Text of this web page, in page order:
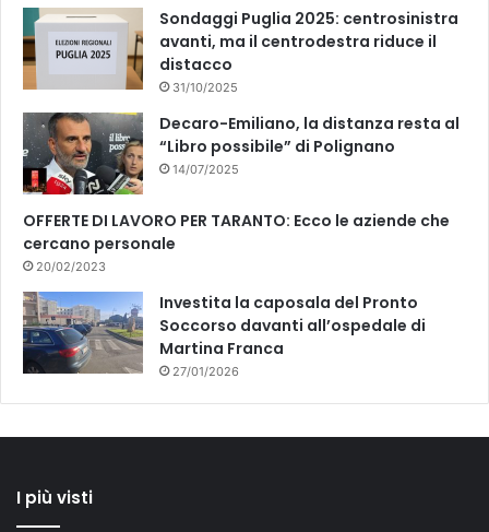
Sondaggi Puglia 2025: centrosinistra
avanti, ma il centrodestra riduce il
distacco
31/10/2025
Decaro-Emiliano, la distanza resta al
“Libro possibile” di Polignano
14/07/2025
OFFERTE DI LAVORO PER TARANTO: Ecco le aziende che
cercano personale
20/02/2023
Investita la caposala del Pronto
Soccorso davanti all’ospedale di
Martina Franca
27/01/2026
I più visti